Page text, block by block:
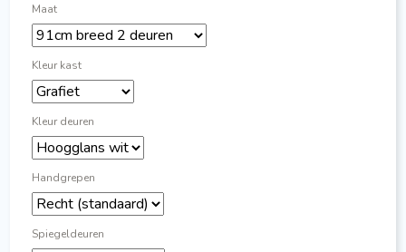
Maat
Kleur kast
Kleur deuren
Handgrepen
Spiegeldeuren